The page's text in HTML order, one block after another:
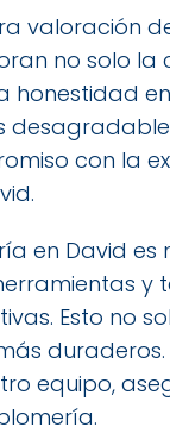
valoración
no solo
honestidad
con la
en David es
y
Esto no
duraderos.
equipo,